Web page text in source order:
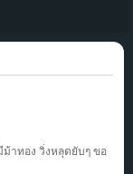
าทอง วิ่งหลุดยับๆ ขอ